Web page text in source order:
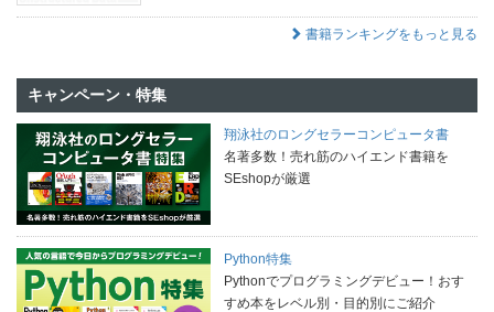
書籍ランキングをもっと見る
キャンペーン・特集
翔泳社のロングセラーコンピュータ書
名著多数！売れ筋のハイエンド書籍を
SEshopが厳選
Python特集
Pythonでプログラミングデビュー！おす
すめ本をレベル別・目的別にご紹介